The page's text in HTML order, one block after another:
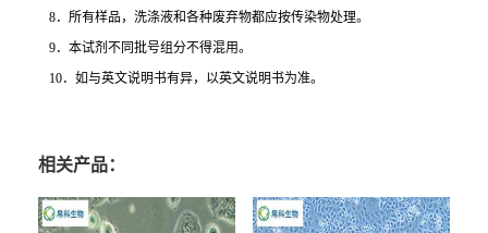
8．所有样品，洗涤液和各种废弃物都应按传染物处理。
9．本试剂不同批号组分不得混用。
10．如与英文说明书有异，以英文说明书为准。
相关产品：